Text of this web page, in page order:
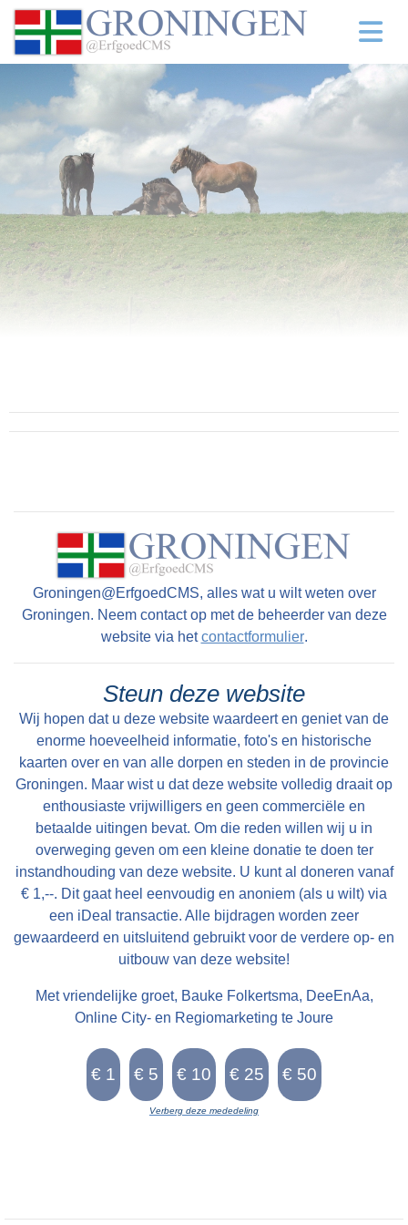
Groningen@ErfgoedCMS, alles wat u wilt weten over
Groningen. Neem contact op met de beheerder van deze
website via hetcontactformulier.
Steun deze website
Wij hopen dat u deze website waardeert en geniet van de
enorme hoeveelheid informatie, foto's en historische
kaarten over en van alle dorpen en steden in de provincie
Groningen. Maar wist u dat deze website volledig draait op
enthousiaste vrijwilligers en geen commerciële en
betaalde uitingen bevat. Om die reden willen wij u in
overweging geven om een kleine donatie te doen ter
instandhouding van deze website. U kunt al doneren vanaf
€ 1,--. Dit gaat heel eenvoudig en anoniem (als u wilt) via
een iDeal transactie. Alle bijdragen worden zeer
gewaardeerd en uitsluitend gebruikt voor de verdere op- en
uitbouw van deze website!
Met vriendelijke groet, Bauke Folkertsma, DeeEnAa,
Online City- en Regiomarketing te Joure
Verberg deze mededeling